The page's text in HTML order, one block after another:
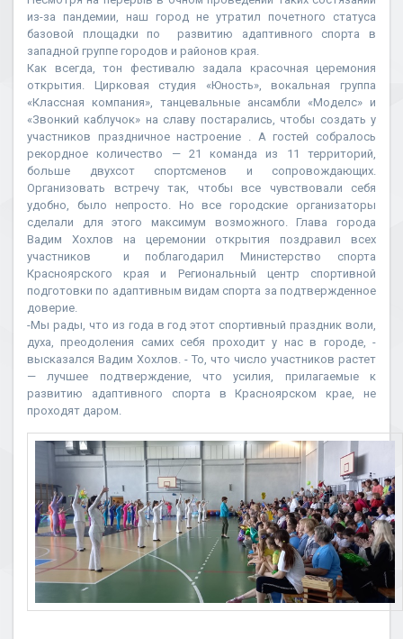
из-за пандемии, наш город не утратил почетного статуса
базовой площадки по развитию адаптивного спорта в
западной группе городов и районов края.
Как всегда, тон фестивалю задала красочная церемония
открытия. Цирковая студия «Юность», вокальная группа
«Классная компания», танцевальные ансамбли «Моделс» и
«Звонкий каблучок» на славу постарались, чтобы создать у
участников праздничное настроение . А гостей собралось
рекордное количество — 21 команда из 11 территорий,
больше двухсот спортсменов и сопровождающих.
Организовать встречу так, чтобы все чувствовали себя
удобно, было непросто. Но все городские организаторы
сделали для этого максимум возможного. Глава города
Вадим Хохлов на церемонии открытия поздравил всех
участников и поблагодарил Министерство спорта
Красноярского края и Региональный центр спортивной
подготовки по адаптивным видам спорта за подтвержденное
доверие.
-Мы рады, что из года в год этот спортивный праздник воли,
духа, преодоления самих себя проходит у нас в городе, -
высказался Вадим Хохлов. - То, что число участников растет
— лучшее подтверждение, что усилия, прилагаемые к
развитию адаптивного спорта в Красноярском крае, не
проходят даром.